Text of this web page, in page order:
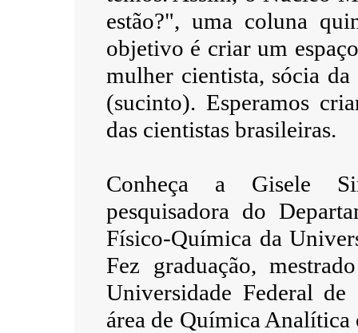
estão?", uma coluna
objetivo é criar um
mulher cientista, sócia
(sucinto). Esperamos
das cientistas brasileiras.
Conheça a Gisele
pesquisadora do
Físico-Química da
Fez graduação,
Universidade Federal
área de Química Analítica